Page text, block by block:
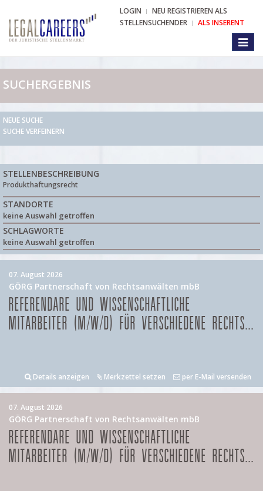
LOGIN
NEU REGISTRIEREN ALS
STELLENSUCHENDER
ALS INSERENT
SUCHERGEBNIS
NEUE SUCHE
SUCHE VERFEINERN
STELLENBESCHREIBUNG
Produkthaftungsrecht
STANDORTE
keine Auswahl getroffen
SCHLAGWORTE
keine Auswahl getroffen
07. August 2026
GÖRG Partnerschaft von Rechtsanwälten mbB
REFERENDARE UND WISSENSCHAFTLICHE
MITARBEITER (M/W/D) FÜR VERSCHIEDENE RECHTS...
Details anzeigen Merkzettel setzen per E-Mail versenden
07. August 2026
GÖRG Partnerschaft von Rechtsanwälten mbB
REFERENDARE UND WISSENSCHAFTLICHE
MITARBEITER (M/W/D) FÜR VERSCHIEDENE RECHTS...